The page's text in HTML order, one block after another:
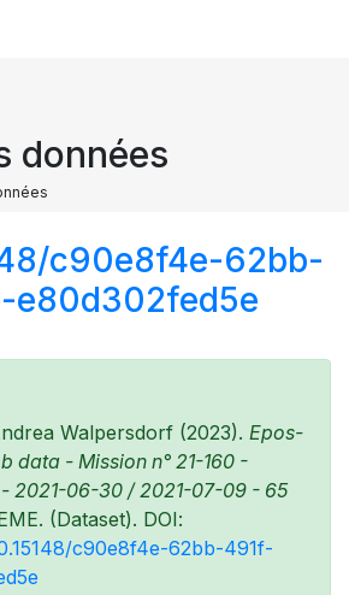
données
c90e8f4e-62bb-
e80d302fed5e
Walpersdorf (2023). Epos-
data - Mission n° 21-160 -
2021-06-30 / 2021-07-09 - 65
(Dataset). DOI:
c90e8f4e-62bb-491f-